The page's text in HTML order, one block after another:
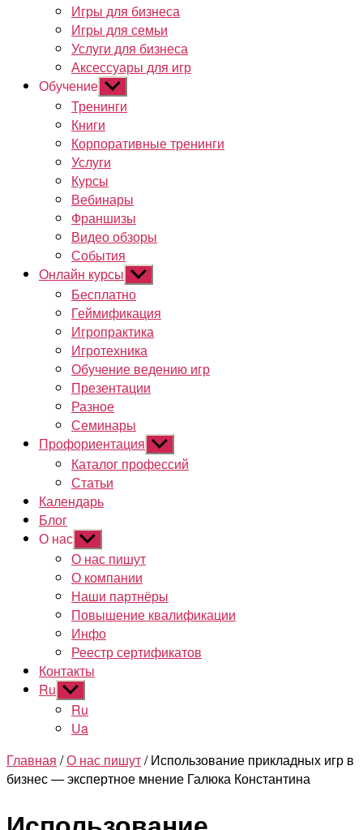
Игры для бизнеса
Игры для семьи
Услуги для бизнеса
Аксессуары для игр
Обучение Показывать
подменю
Тренинги
Книги
Корпоративные тренинги
Услуги
Курсы
Вебинары
Франшизы
Видео обзоры
События
Онлайн курсы Показывать
подменю
Бесплатно
Геймификация
Игропрактика
Игротехника
Обучение ведению игр
Презентации
Разное
Семинары
Профориентация Показывать
подменю
Каталог профессий
Статьи
Календарь
Блог
О нас Показывать
подменю
О нас пишут
О компании
Наши партнёры
Повышение квалификации
Инфо
Реестр сертификатов
Контакты
Ru Показывать
подменю
Ru
Ua
Главная /О нас пишут/ Использование прикладных игр в
бизнес — экспертное мнение Галюка Константина